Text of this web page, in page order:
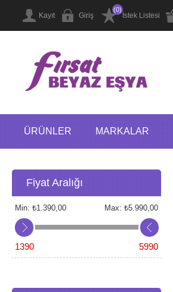
Kayıt Giriş İstek Listesi
(0)
ÜRÜNLER MARKALAR
Fiyat Aralığı
Min: ₺1.390,00 Max: ₺5.990,00
1390 5990